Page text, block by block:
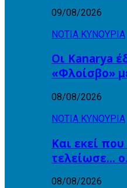
09/08/2026
ΝΟΤΙΑ ΚΥΝΟΥΡΙΑ
Οι Kanarya
«Φλοίσβο»
08/08/2026
ΝΟΤΙΑ ΚΥΝΟΥΡΙΑ
Και εκεί
τελείωσε…
08/08/2026